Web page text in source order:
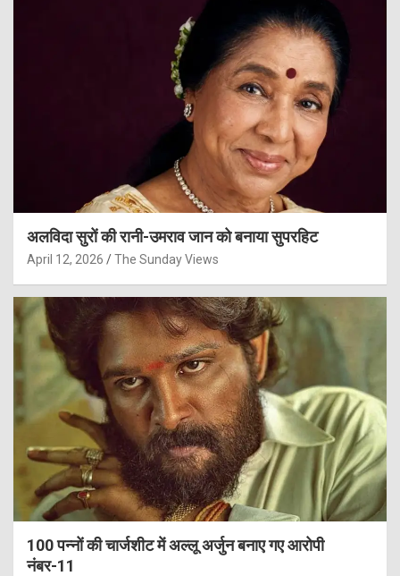
अलविदा सुरों की रानी-उमराव जान को बनाया सुपरहिट
April 12, 2026 The Sunday Views
100 पन्नों की चार्जशीट में अल्लू अर्जुन बनाए गए आरोपी
नंबर-11